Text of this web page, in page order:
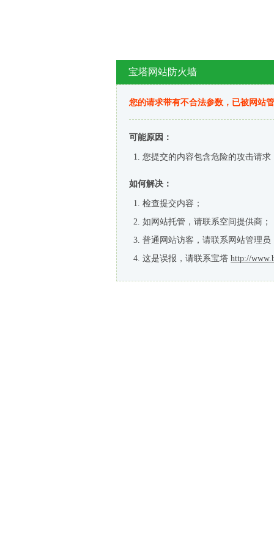
宝塔网站防火墙
您的请求带有不合法参数，已被网站
可能原因：
您提交的内容包含危险的攻击请求
如何解决：
检查提交内容；
如网站托管，请联系空间提供商；
普通网站访客，请联系网站管理员
这是误报，请联系宝塔 http://